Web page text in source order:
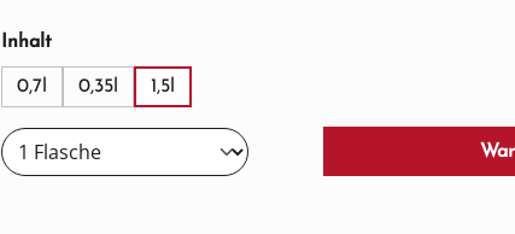
Inhaltauswählen
0,7l 0,35l 1,5l